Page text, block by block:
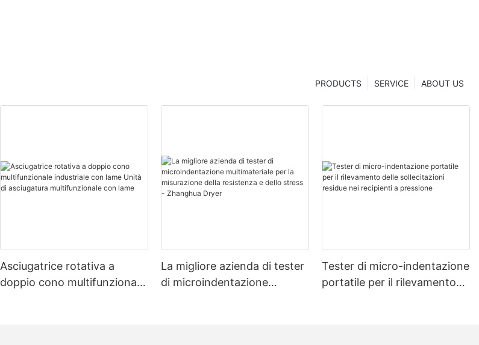
ABOUT US
SERVICE
PRODUCTS
Asciugatrice rotativa a
doppio cono multifunzionale
La migliore azienda di tester
di microindentazione
Tester di micro-indentazione
portatile per il rilevamento